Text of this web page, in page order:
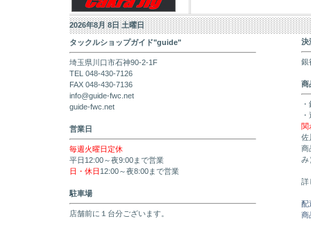
2026年8月 8日 土曜日
タックルショップガイド"guide"
埼玉県川口市石神90-2-1F
TEL 048-430-7126
FAX 048-430-7136
info@guide-fwc.net
guide-fwc.net
営業日
毎週火曜日定休
平日12:00～夜9:00まで営業
日・休日 12:00～夜8:00まで営業
駐車場
店舗前に１台分ございます。
決
銀
商
関
佐
商
み
詳
配
商